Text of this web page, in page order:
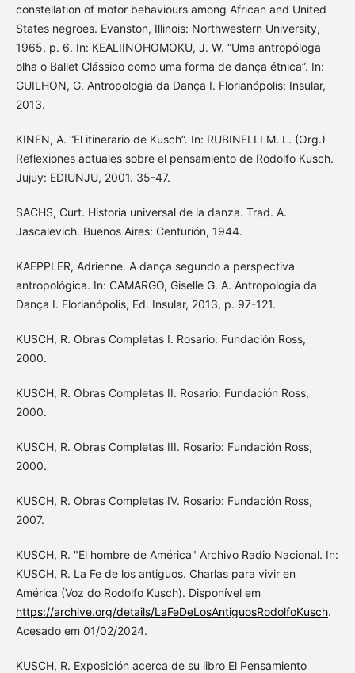
constellation of motor behaviours among African and United
States negroes. Evanston, Illinois: Northwestern University,
1965, p. 6. In: KEALIINOHOMOKU, J. W. “Uma antropóloga
olha o Ballet Clássico como uma forma de dança étnica”. In:
GUILHON, G. Antropologia da Dança I. Florianópolis: Insular,
2013.
KINEN, A. “El itinerario de Kusch”. In: RUBINELLI M. L. (Org.)
Reflexiones actuales sobre el pensamiento de Rodolfo Kusch.
Jujuy: EDIUNJU, 2001. 35-47.
SACHS, Curt. Historia universal de la danza. Trad. A.
Jascalevich. Buenos Aires: Centurión, 1944.
KAEPPLER, Adrienne. A dança segundo a perspectiva
antropológica. In: CAMARGO, Giselle G. A. Antropologia da
Dança I. Florianópolis, Ed. Insular, 2013, p. 97-121.
KUSCH, R. Obras Completas I. Rosario: Fundación Ross,
2000.
KUSCH, R. Obras Completas II. Rosario: Fundación Ross,
2000.
KUSCH, R. Obras Completas III. Rosario: Fundación Ross,
2000.
KUSCH, R. Obras Completas IV. Rosario: Fundación Ross,
2007.
KUSCH, R. "El hombre de América" Archivo Radio Nacional. In:
KUSCH, R. La Fe de los antiguos. Charlas para vivir en
América (Voz do Rodolfo Kusch). Disponível em
https://archive.org/details/LaFeDeLosAntiguosRodolfoKusch.
Acesado em 01/02/2024.
KUSCH, R. Exposición acerca de su libro El Pensamiento